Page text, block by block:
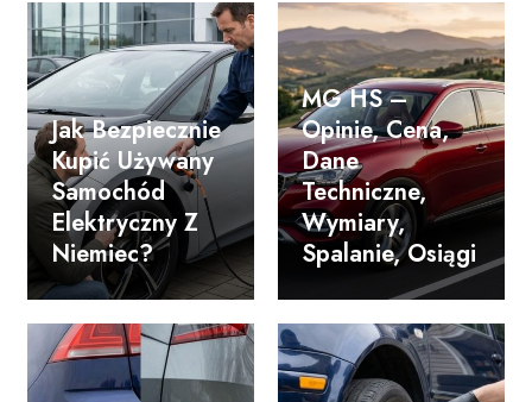
Jak Bezpiecznie
Kupić Używany
Samochód
Elektryczny Z
Niemiec?
MG HS –
Opinie, Cena,
Dane
Techniczne,
Wymiary,
Spalanie, Osiągi